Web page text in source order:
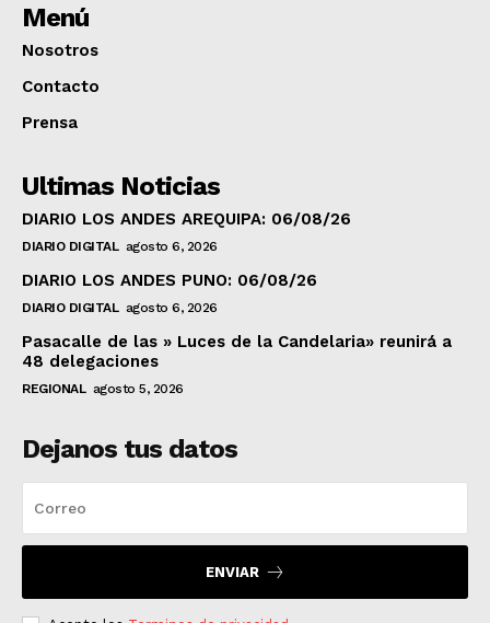
Menú
Nosotros
Contacto
Prensa
Ultimas Noticias
DIARIO LOS ANDES AREQUIPA: 06/08/26
DIARIO DIGITAL agosto 6, 2026
DIARIO LOS ANDES PUNO: 06/08/26
DIARIO DIGITAL agosto 6, 2026
Pasacalle de las » Luces de la Candelaria» reunirá a
48 delegaciones
REGIONAL agosto 5, 2026
Dejanos tus datos
ENVIAR